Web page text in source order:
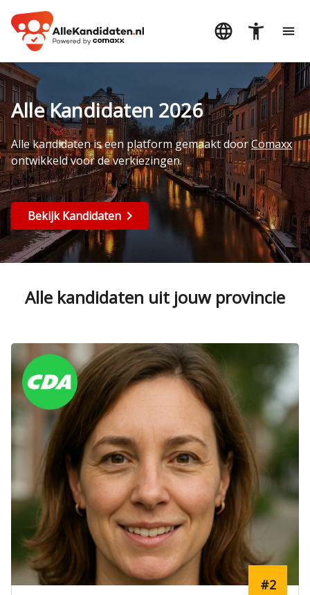
Alle Kandidaten 2026
Alle kandidaten is een platform gemaakt doorComaxx
ontwikkeld voor de verkiezingen.
Bekijk Kandidaten
Alle kandidaten uit jouw provincie
#4